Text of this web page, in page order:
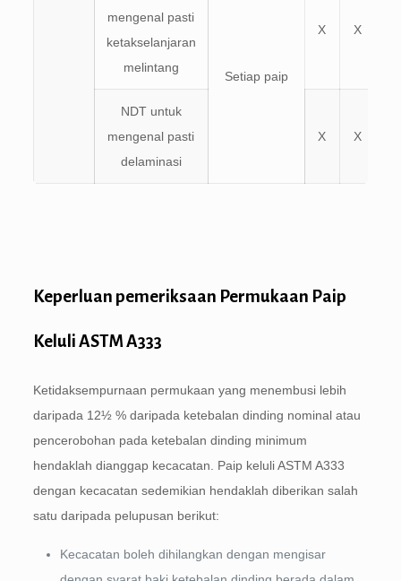
mengenal pasti
ketakselanjaran
melintang
Setiap paip
X X
NDT untuk
mengenal pasti
delaminasi
X X
Keperluan pemeriksaan Permukaan Paip
Keluli ASTM A333
Ketidaksempurnaan permukaan yang menembusi lebih
daripada 12½ % daripada ketebalan dinding nominal atau
pencerobohan pada ketebalan dinding minimum
hendaklah dianggap kecacatan. Paip keluli ASTM A333
dengan kecacatan sedemikian hendaklah diberikan salah
satu daripada pelupusan berikut:
Kecacatan boleh dihilangkan dengan mengisar